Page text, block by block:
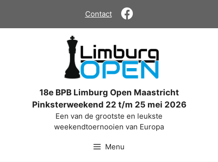
de
Contact
18e BPB Limburg Open Maastricht
Pinksterweekend 22 t/m 25 mei 2026
Een van de grootste en leukste
weekendtoernooien van Europa
Menu